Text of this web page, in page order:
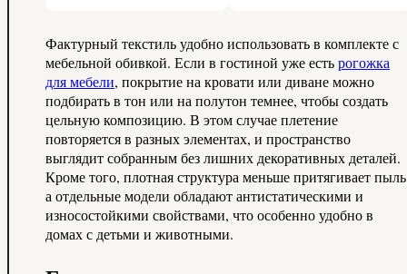
Фактурный текстиль удобно использовать в комплекте с
мебельной обивкой. Если в гостиной уже естьрогожка
для мебели, покрытие на кровати или диване можно
подбирать в тон или на полутон темнее, чтобы создать
цельную композицию. В этом случае плетение
повторяется в разных элементах, и пространство
выглядит собранным без лишних декоративных деталей.
Кроме того, плотная структура меньше притягивает
а отдельные модели обладают антистатическими и
износостойкими свойствами, что особенно удобно в
домах с детьми и животными.